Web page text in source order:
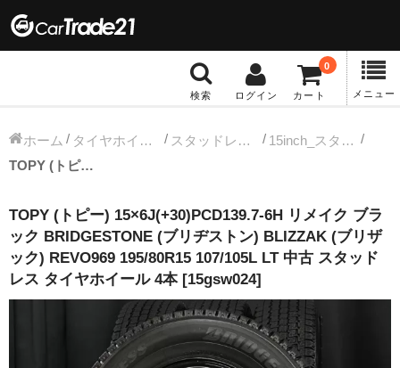
検索 ログイン カート
0
メニュー
冬タイヤホイール
13インチ：冬タイヤホイール
14インチ：冬タイヤホイール
15インチ：冬タイヤホイール
16インチ：冬タイヤホイール
ホーム タイヤホイールセット スタッドレス中古タイヤホイール
15inch_スタッドレス中古タイヤホイール
TOPY (トピー) 15×6J(+30)PCD139.7-6H リメイク ブラック BRIDGESTONE (ブリヂストン) BLIZZAK (ブリザック) REVO969 195/80R15 107/105L LT 中古 スタッドレス タイヤホイール 4本 [15gsw024]
TOPY (トピー) 15×6J(+30)PCD139.7-6H リメイク ブラ
ック BRIDGESTONE (ブリヂストン) BLIZZAK (ブリザ
ック) REVO969 195/80R15 107/105L LT 中古 スタッド
レス タイヤホイール 4本 [15gsw024]